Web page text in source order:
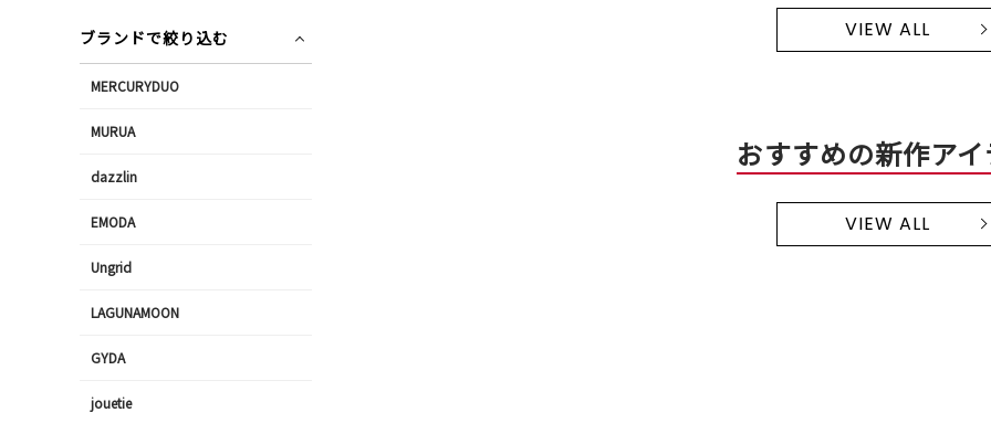
VIEW ALL
おすすめの新作ア
VIEW ALL
ブランドで絞り込む
MERCURYDUO
MURUA
dazzlin
EMODA
Ungrid
LAGUNAMOON
GYDA
jouetie